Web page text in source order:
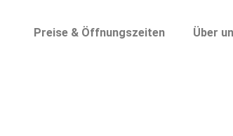
Preise & Öffnungszeiten Über